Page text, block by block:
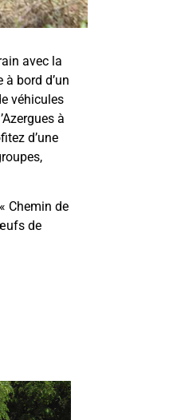
avec la
bord d’un
véhicules
à
d’une
Chemin de
de